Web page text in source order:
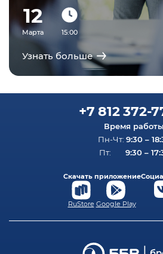
12
Марта 15:00
Узнать больше
+7 812 372-
Время
Пн-Чт: 9:30 –
Пт: 9:30 –
Скачать приложение
RuStore Google Play